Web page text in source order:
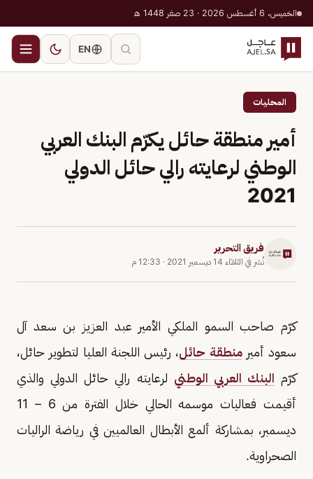
الخميس، 6 أغسطس 2026 · 23 صفر 1448 هـ
EN
المحليات
أمير منطقة حائل يكرّم البنك العربي
الوطني لرعايته رالي حائل الدولي
2021
فريق التحرير
نُشر في الثلاثاء 14 ديسمبر 2021 · 12:33 م
كرّم صاحب السمو الملكي الأمير عبد العزيز بن سعد آل
سعود أميرمنطقة حائل، رئيس اللجنة العليا لتطوير حائل،
كرّم البنك العربي الوطني لرعايته رالي حائل الدولي والذي
أقيمت فعاليات موسمه الحالي خلال الفترة من 6 – 11
ديسمبر، بمشاركة ألمع الأبطال العالميين في رياضة الراليات
الصحراوية.